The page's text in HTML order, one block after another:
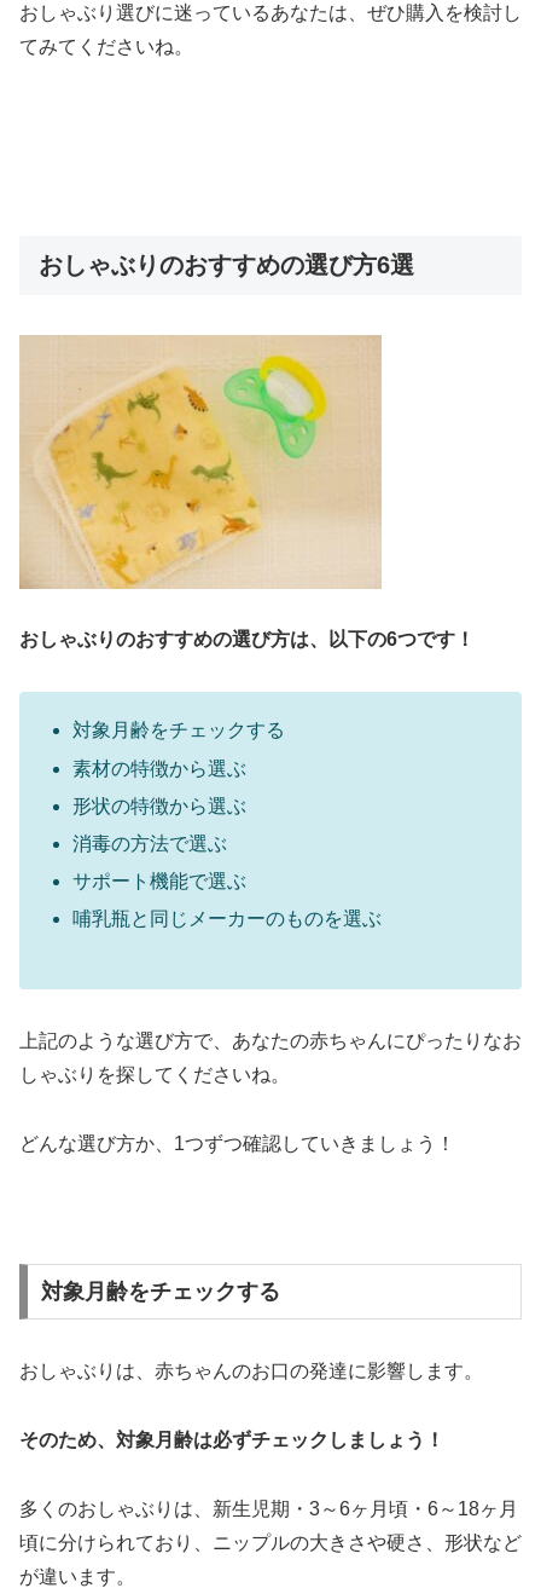
おしゃぶり選びに迷っているあなたは、ぜひ購入を検討し
てみてくださいね。
おしゃぶりのおすすめの選び方6選
おしゃぶりのおすすめの選び方は、以下の6つです！
対象月齢をチェックする
素材の特徴から選ぶ
形状の特徴から選ぶ
消毒の方法で選ぶ
サポート機能で選ぶ
哺乳瓶と同じメーカーのものを選ぶ
上記のような選び方で、あなたの赤ちゃんにぴったりなお
しゃぶりを探してくださいね。
どんな選び方か、1つずつ確認していきましょう！
対象月齢をチェックする
おしゃぶりは、赤ちゃんのお口の発達に影響します。
そのため、対象月齢は必ずチェックしましょう！
多くのおしゃぶりは、新生児期・3～6ヶ月頃・6～18ヶ月
頃に分けられており、ニップルの大きさや硬さ、形状など
が違います。